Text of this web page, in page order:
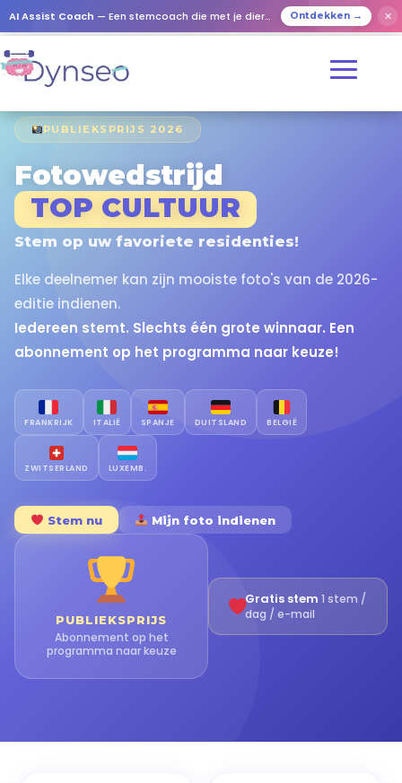
AI Assist Coach — Een stemcoach die met je dierbaren speelt Ontdekken → ✕
PUBLIEKSPRIJS 2026
Fotowedstrijd
TOP CULTUUR
Stem op uw favoriete residenties!
Elke deelnemer kan zijn mooiste foto's van de 2026-
editie indienen.
Iedereen stemt. Slechts één grote winnaar. Een
abonnement op het programma naar keuze!
FRANKRIJK ITALIË SPANJE DUITSLAND BELGIË
ZWITSERLAND LUXEMB.
Stem nu Mijn foto indienen
PUBLIEKSPRIJS
Abonnement op het
programma naar keuze
Gratis stem 1 stem /
dag / e-mail